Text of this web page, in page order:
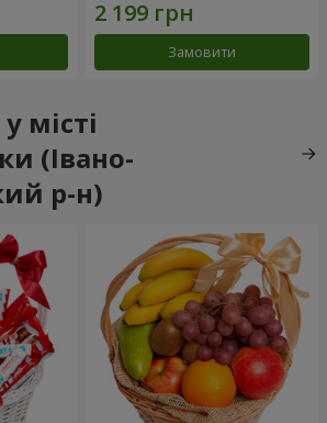
Замовити
місті
(Івано-
р-н)